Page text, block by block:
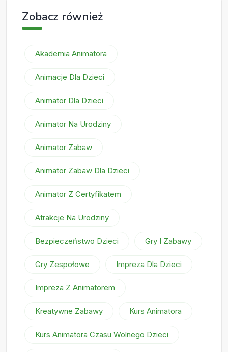
Zobacz również
Akademia Animatora
Animacje Dla Dzieci
Animator Dla Dzieci
Animator Na Urodziny
Animator Zabaw
Animator Zabaw Dla Dzieci
Animator Z Certyfikatem
Atrakcje Na Urodziny
Bezpieczeństwo Dzieci Gry I Zabawy
Gry Zespołowe Impreza Dla Dzieci
Impreza Z Animatorem
Kreatywne Zabawy Kurs Animatora
Kurs Animatora Czasu Wolnego Dzieci